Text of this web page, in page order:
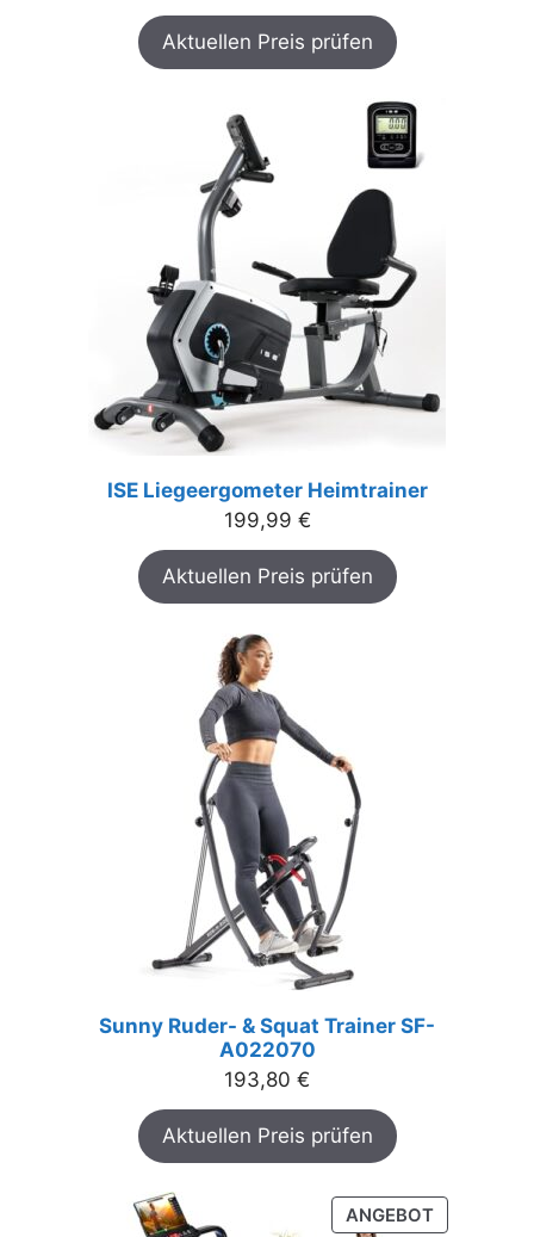
Aktuellen Preis prüfen
ISE Liegeergometer Heimtrainer
199,99 €
Aktuellen Preis prüfen
Sunny Ruder- & Squat Trainer SF-
A022070
193,80 €
Aktuellen Preis prüfen
ANGEBOTPRODUKT